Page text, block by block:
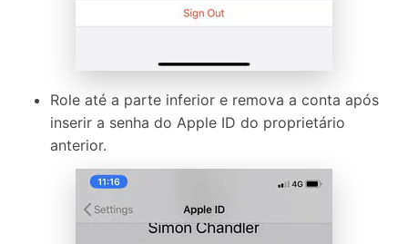
Role até a parte inferior e remova a conta após
inserir a senha do Apple ID do proprietário
anterior.